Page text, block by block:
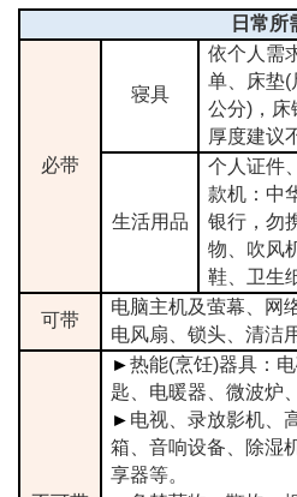
日常所
必带
寝具
依个人需
单、床垫(
公分)，床
厚度建议
生活用品
个人证件
款机：中
银行，勿
物、吹风
鞋、卫生
可带
电脑主机及萤幕、网
电风扇、锁头、清洁
►热能(烹饪)器具：
匙、电暖器、微波炉
► 电视、录放影机、
箱、音响设备、除湿
享器等。